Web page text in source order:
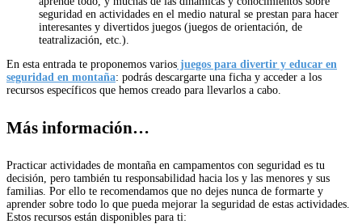
seguridad en actividades en el medio natural se prestan para hacer
interesantes y divertidos juegos (juegos de orientación, de
teatralización, etc.).
En esta entrada te proponemos varios juegos para divertir y educar en
seguridad en montaña: podrás descargarte una ficha y acceder a los
recursos específicos que hemos creado para llevarlos a cabo.
Más información…
Practicar actividades de montaña en campamentos con seguridad es tu
decisión, pero también tu responsabilidad hacia los y las menores y sus
familias. Por ello te recomendamos que no dejes nunca de formarte y
aprender sobre todo lo que pueda mejorar la seguridad de estas actividades.
Estos recursos están disponibles para ti: